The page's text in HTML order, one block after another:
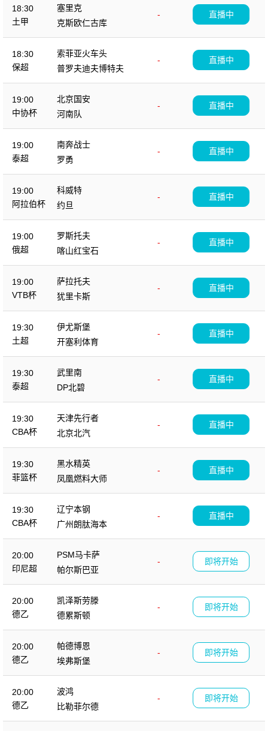
18:30
土甲
塞里克
-
克斯欧仁古库
直播中
18:30
保超
索菲亚火车头
-
普罗夫迪夫博特夫
直播中
19:00
中协杯
北京国安
-
河南队
直播中
19:00
泰超
南奔战士
-
罗勇
直播中
19:00
阿拉伯杯
科威特
-
约旦
直播中
19:00
俄超
罗斯托夫
-
喀山红宝石
直播中
19:00
VTB杯
萨拉托夫
-
犹里卡斯
直播中
19:30
土超
伊尤斯堡
-
开塞利体育
直播中
19:30
泰超
武里南
-
DP北碧
直播中
19:30
CBA杯
天津先行者
-
北京北汽
直播中
19:30
菲篮杯
黑水精英
-
凤凰燃料大师
直播中
19:30
CBA杯
辽宁本钢
-
广州朗肽海本
直播中
20:00
印尼超
PSM马卡萨
-
帕尔斯巴亚
即将开始
20:00
德乙
凯泽斯劳滕
-
德累斯顿
即将开始
20:00
德乙
帕德博恩
-
埃弗斯堡
即将开始
20:00
德乙
波鸿
-
比勒菲尔德
即将开始